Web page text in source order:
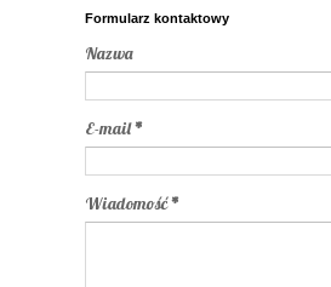
Formularz kontaktowy
Nazwa
E-mail*
Wiadomość*